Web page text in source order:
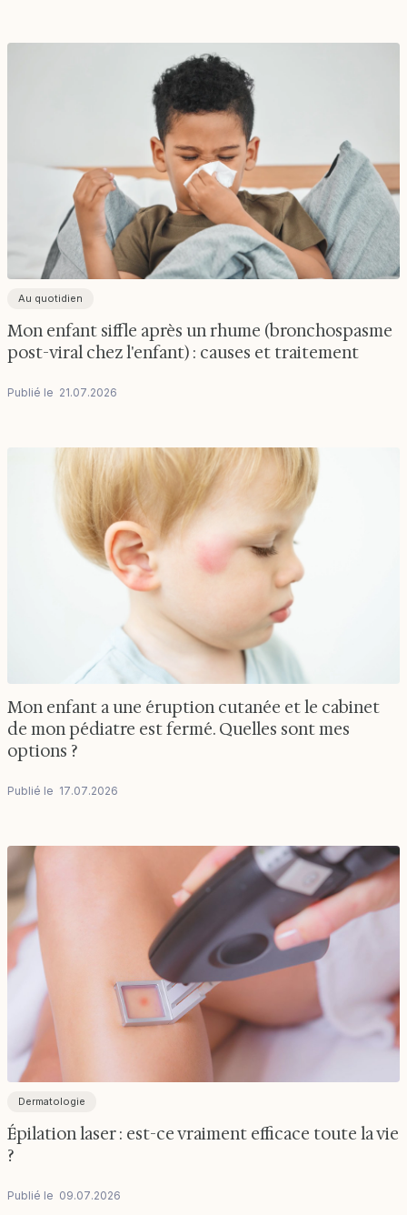
Au quotidien
Mon enfant siffle après un rhume (bronchospasme
post-viral chez l'enfant) : causes et traitement
Publié le 21.07.2026
Mon enfant a une éruption cutanée et le cabinet
de mon pédiatre est fermé. Quelles sont mes
options ?
Publié le 17.07.2026
Dermatologie
Épilation laser : est-ce vraiment efficace toute la vie
?
Publié le 09.07.2026